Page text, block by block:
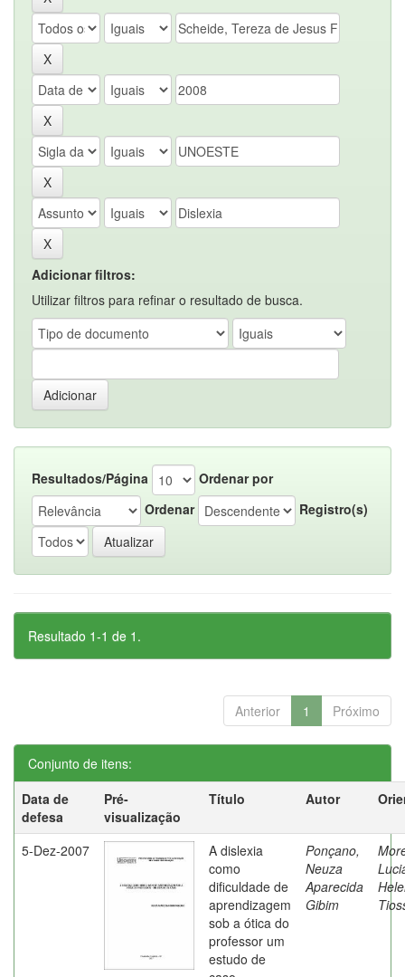
Adicionar filtros:
Utilizar filtros para refinar o resultado de busca.
Resultados/Página
Ordenar por
Ordenar
Registro(s)
Resultado 1-1 de 1.
Anterior 1 Próximo
Conjunto de itens:
Data de
defesa
Pré-
visualização
Título Autor
5-Dez-2007
A dislexia
como
dificuldade de
aprendizagem
sob a ótica do
professor um
estudo de
Ponçano,
Neuza
Aparecida
Gibim